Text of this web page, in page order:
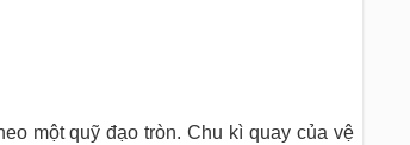
một quỹ đạo tròn. Chu kì quay của vệ